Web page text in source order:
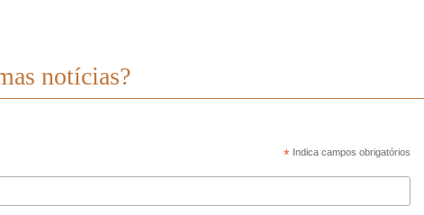
notícias?
* Indica campos obrigatórios